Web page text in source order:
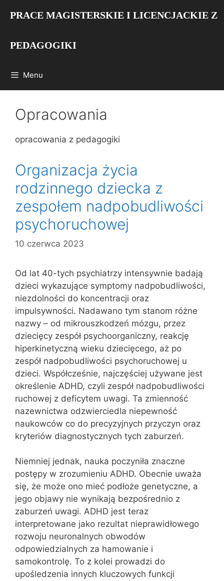
PRACE MAGISTERSKIE I LICENCJACKIE Z
PEDAGOGIKI
Menu
Opracowania
opracowania z pedagogiki
Organizacja życia
rodzinnego dziecka z
zespołem nadpobudliwości
psychoruchowej
10 czerwca 2023
Od lat 40-tych psychiatrzy intensywnie badają
dzieci wykazujące symptomy nadpobudliwości,
niezdolności do koncentracji oraz
impulsywności. Nadawano tym stanom różne
nazwy – od mikrouszkodzeń mózgu, przez
dziecięcy zespół psychoorganiczny, reakcję
hiperkinetyczną wieku dziecięcego, aż po
zespół nadpobudliwości psychoruchowej u
dzieci. Współcześnie, najczęściej używane jest
określenie ADHD, czyli zespół nadpobudliwości
ruchowej z deficytem uwagi. Ta zmienność
nazewnictwa odzwierciedla niepewność
naukowców co do precyzyjnych przyczyn oraz
kryteriów diagnostycznych tych zaburzeń.
Niemniej jednak, nauka poczyniła znaczne
postępy w zrozumieniu ADHD. Obecnie uważa
się, że może ono mieć podłoże genetyczne, a
jego objawy nie wynikają bezpośrednio z
zaburzeń uwagi. ADHD jest teraz
interpretowane jako rezultat nieprawidłowego
rozwoju neuronalnych obwodów
odpowiedzialnych za hamowanie i
samokontrolę. To z kolei prowadzi do
upośledzenia innych kluczowych funkcji